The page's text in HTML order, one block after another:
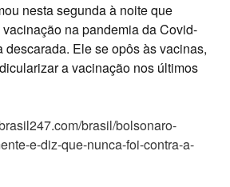
nesta segunda à noite que
vacinação na pandemia da Covid-
descarada. Ele se opôs às vacinas,
a vacinação nos últimos
brasil/bolsonaro-
e-diz-que-nunca-foi-contra-a-